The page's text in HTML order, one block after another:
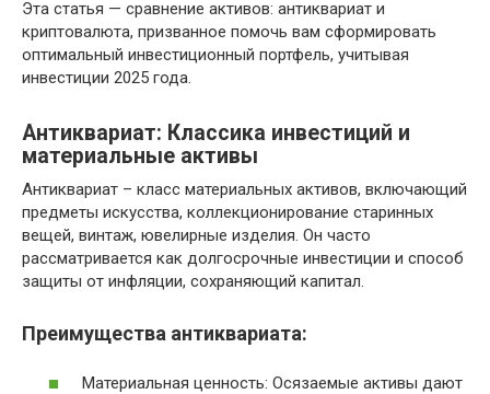
Эта статья — сравнение активов: антиквариат и
криптовалюта, призванное помочь вам сформировать
оптимальный инвестиционный портфель, учитывая
инвестиции 2025 года.
Антиквариат: Классика инвестиций и
материальные активы
Антиквариат – класс материальных активов, включающий
предметы искусства, коллекционирование старинных
вещей, винтаж, ювелирные изделия. Он часто
рассматривается как долгосрочные инвестиции и способ
защиты от инфляции, сохраняющий капитал.
Преимущества антиквариата:
Материальная ценность: Осязаемые активы дают